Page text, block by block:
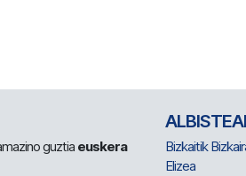
guztia euskera
Bizkaitik
Elizea